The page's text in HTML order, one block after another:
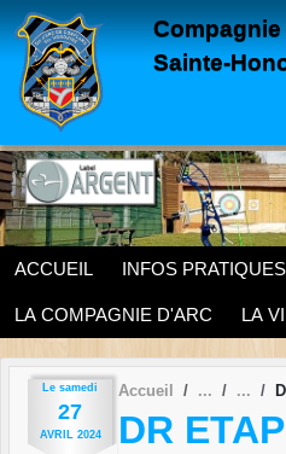
Sainte-
ACCUEIL INFOS PRATIQUES
LA COMPAGNIE D'ARC LA
Le samedi
27
AVRIL 2024
Accueil
DR
Panneau de gestion des cookies